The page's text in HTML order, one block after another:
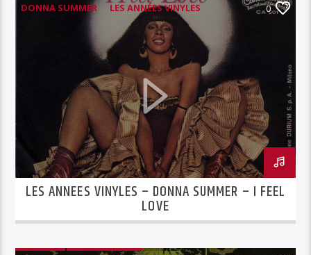
DONNA SUMMER LES ANNÉES VINYLES 0
LES ANNEES VINYLES – DONNA SUMMER – I FEEL
LOVE